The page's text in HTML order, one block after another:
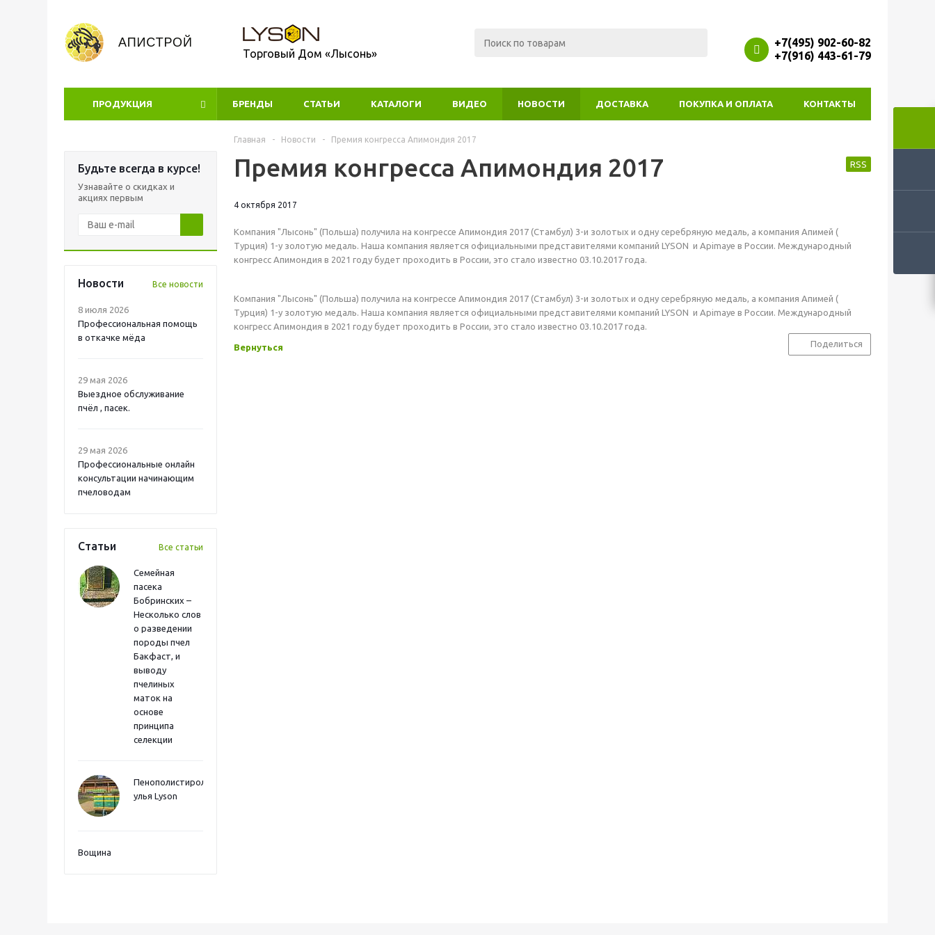
Торговый Дом «Лысонь»
+7(495) 902-60-82
+7(916) 443-61-79
ПРОДУКЦИЯ УЦЕНКА
БРЕНДЫ СТАТЬИ КАТАЛОГИ ВИДЕО НОВОСТИ ДОСТАВКА ПОКУПКА И ОПЛАТА КОНТАКТЫ
Будьте всегда в курсе!
Узнавайте о скидках и
акциях первым
Новости Все новости
8 июля 2026
Профессиональная помощь
в откачке мёда
29 мая 2026
Выездное обслуживание
пчёл , пасек.
29 мая 2026
Профессиональные онлайн
консультации начинающим
пчеловодам
Статьи Все статьи
Семейная
пасека
Бобринских –
Несколько слов
о разведении
породы пчел
Бакфаст, и
выводу
пчелиных
маток на
основе
принципа
селекции
Пенополистиролные
улья Lyson
Вощина
Главная - Новости - Премия конгресса Апимондия 2017
Премия конгресса Апимондия 2017 RSS
4 октября 2017
Компания "Лысонь" (Польша) получила на конгрессе Апимондия 2017 (Стамбул) 3-и золотых и одну серебряную медаль, а компания Апимей (
Турция) 1-у золотую медаль. Наша компания является официальными представителями компаний LYSON и Apimaye в России. Международный
конгресс Апимондия в 2021 году будет проходить в России, это стало известно 03.10.2017 года.
Компания "Лысонь" (Польша) получила на конгрессе Апимондия 2017 (Стамбул) 3-и золотых и одну серебряную медаль, а компания Апимей (
Турция) 1-у золотую медаль. Наша компания является официальными представителями компаний LYSON и Apimaye в России. Международный
конгресс Апимондия в 2021 году будет проходить в России, это стало известно 03.10.2017 года.
Вернуться Поделиться